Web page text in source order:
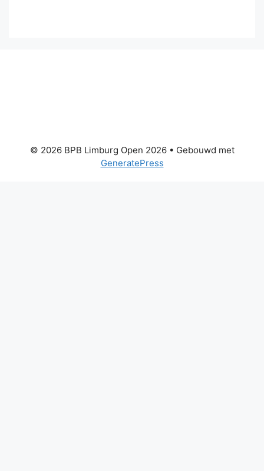
© 2026 BPB Limburg Open 2026• Gebouwd met
GeneratePress